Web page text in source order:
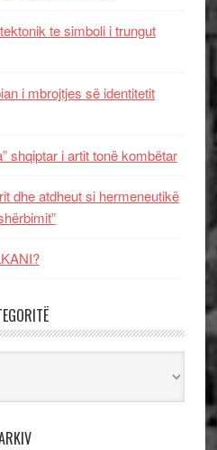
te simboli i trungut
i mbrojtjes së identitetit
shqiptar i artit tonë kombëtar
dhe atdheut si hermeneutikë